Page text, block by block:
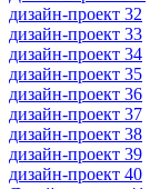
дизайн-проект 32
дизайн-проект 33
дизайн-проект 34
дизайн-проект 35
дизайн-проект 36
дизайн-проект 37
дизайн-проект 38
дизайн-проект 39
дизайн-проект 40